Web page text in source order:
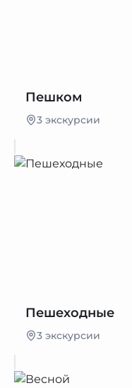
Пешком
3 экскурсии
Пешеходные
3 экскурсии